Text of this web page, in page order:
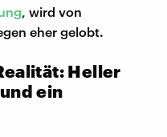
, wird von
eher gelobt.
Heller
ein